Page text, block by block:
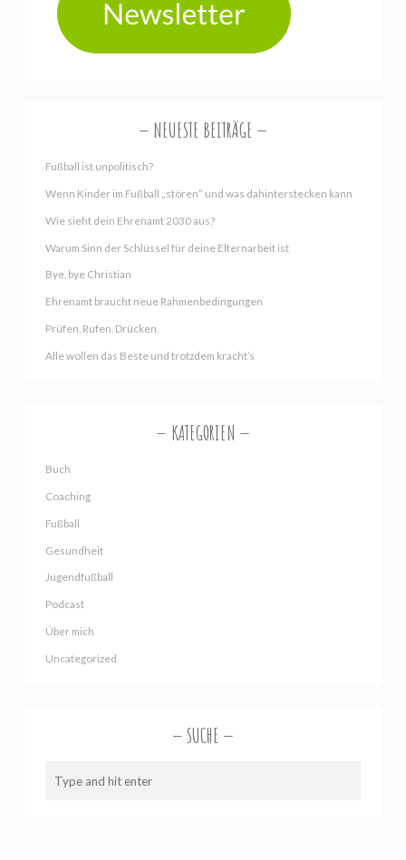
NEUESTE BEITRÄGE
Fußball ist unpolitisch?
Wenn Kinder im Fußball „stören“ und was dahinterstecken kann
Wie sieht dein Ehrenamt 2030 aus?
Warum Sinn der Schlüssel für deine Elternarbeit ist
Bye, bye Christian
Ehrenamt braucht neue Rahmenbedingungen
Prüfen. Rufen. Drücken.
Alle wollen das Beste und trotzdem kracht’s
KATEGORIEN
Buch
Coaching
Fußball
Gesundheit
Jugendfußball
Podcast
Über mich
Uncategorized
SUCHE